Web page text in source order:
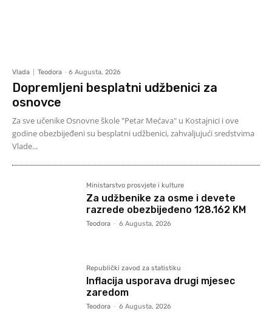
Vlada Teodora - 6 Augusta, 2026
Dopremljeni besplatni udžbenici za
osnovce
Za sve učenike Osnovne škole "Petar Mećava" u Kostajnici i ove
godine obezbijeđeni su besplatni udžbenici, zahvaljujući sredstvima
Vlade...
Ministarstvo prosvjete i kulture
Za udžbenike za osme i devete
razrede obezbijeđeno 128.162 KM
Teodora - 6 Augusta, 2026
Republički zavod za statistiku
Inflacija usporava drugi mjesec
zaredom
Teodora - 6 Augusta, 2026